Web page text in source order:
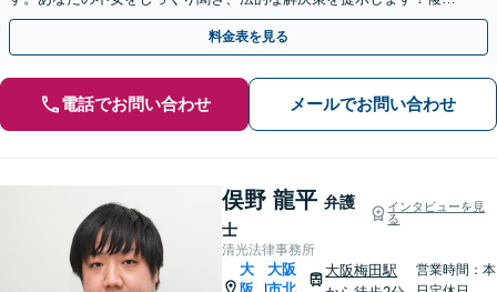
な相続問題はお任せください【休日・夜間相談可】
料金表を見る
電話でお問い合わせ メールでお問い合わせ
俣野 龍平 弁護
士
インタビューを見
る
清光法律事務所
大
阪
大阪
市北
大阪梅田駅
営業時間：本